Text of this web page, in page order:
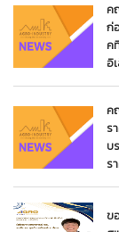
ค
ก่
ค
อิ
ค
ร
บ
ร
ข